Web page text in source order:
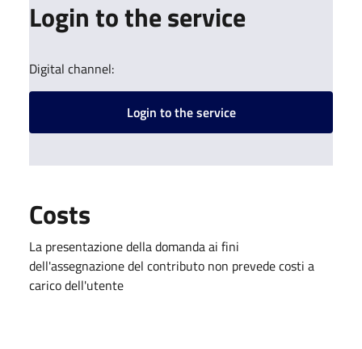
Login to the service
Digital channel:
Login to the service
Costs
La presentazione della domanda ai fini
dell'assegnazione del contributo non prevede costi a
carico dell'utente